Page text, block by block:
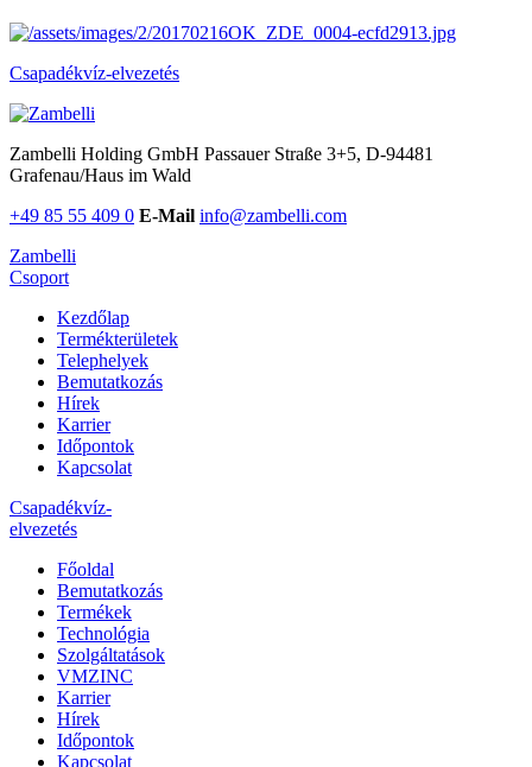
Csapadékvíz-elvezetés
Zambelli Holding GmbH Passauer Straße 3+5, D-94481
Grafenau/Haus im Wald
+49 85 55 409 0 E-Mail info@zambelli.com
Zambelli
Csoport
Kezdőlap
Termékterületek
Telephelyek
Bemutatkozás
Hírek
Karrier
Időpontok
Kapcsolat
Csapadékvíz-
elvezetés
Főoldal
Bemutatkozás
Termékek
Technológia
Szolgáltatások
VMZINC
Karrier
Hírek
Időpontok
Kapcsolat